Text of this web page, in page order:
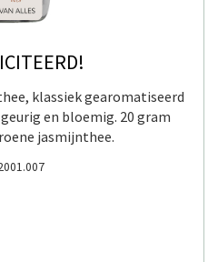
klassiek gearomatiseerd
en bloemig. 20 gram
jasmijnthee.